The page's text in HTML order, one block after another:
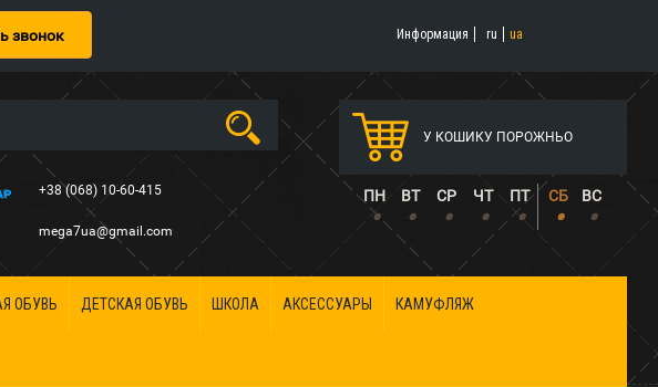
звонок Информация ru ua
+38 (068) 10-60-415
mega7ua@gmail.com
У КОШИКУ ПОРОЖНЬО
ПН ВТ СР ЧТ ПТ СБ ВС
• • • • • • •
ОБУВЬ ДЕТСКАЯ ОБУВЬ ШКОЛА АКСЕССУАРЫ КАМУФЛЯЖ